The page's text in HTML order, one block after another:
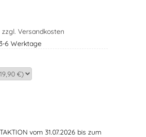
zzgl. Versandkosten
6 Werktage
vom 31.07.2026 bis zum